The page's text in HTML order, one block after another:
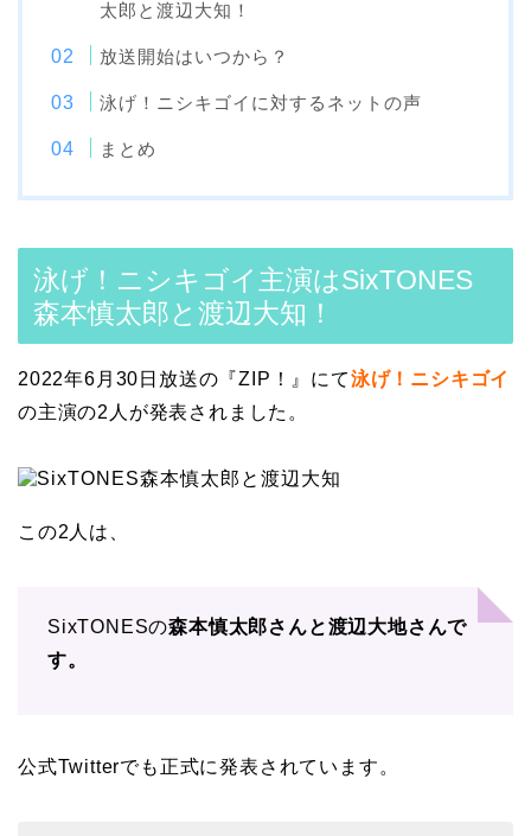
太郎と渡辺大知！
放送開始はいつから？
泳げ！ニシキゴイに対するネットの声
まとめ
泳げ！ニシキゴイ主演はSixTONES
森本慎太郎と渡辺大知！
2022年6月30日放送の『ZIP！』にて泳げ！ニシキゴイ
の主演の2人が発表されました。
この2人は、
SixTONESの森本慎太郎さんと渡辺大地さんで
す。
公式Twitterでも正式に発表されています。